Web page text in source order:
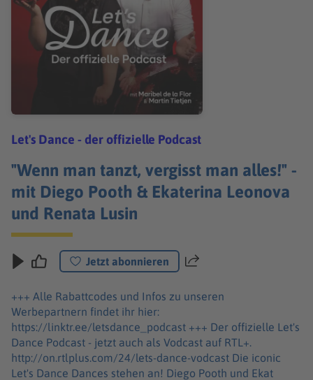
Let's Dance - der offizielle Podcast
"Wenn man tanzt, vergisst man alles!" -
mit Diego Pooth & Ekaterina Leonova
und Renata Lusin
Jetzt abonnieren Teilen
+++ Alle Rabattcodes und Infos zu unseren
Werbepartnern findet ihr hier:
https://linktr.ee/letsdance_podcast +++ Der offizielle Let's
Dance Podcast - jetzt auch als Vodcast auf RTL+.
http://on.rtlplus.com/24/lets-dance-vodcast Die iconic
Let's Dance Dances stehen an! Diego Pooth und Ekat